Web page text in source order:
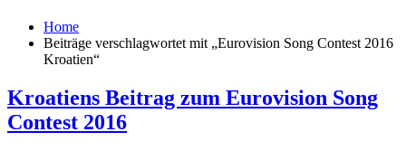
Home
Beiträge verschlagwortet mit „Eurovision Song Contest 2016
Kroatien“
Kroatiens Beitrag zum Eurovision Song
Contest 2016